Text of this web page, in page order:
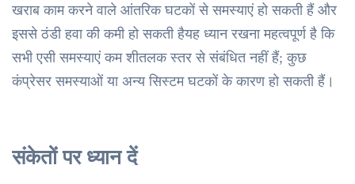
खराब काम करने वाले आंतरिक घटकों से समस्याएं हो सकती हैं और
इससे ठंडी हवा की कमी हो सकती हैयह ध्यान रखना महत्वपूर्ण है कि
सभी एसी समस्याएं कम शीतलक स्तर से संबंधित नहीं हैं; कुछ
कंप्रेसर समस्याओं या अन्य सिस्टम घटकों के कारण हो सकती हैं।
संकेतों पर ध्यान दें